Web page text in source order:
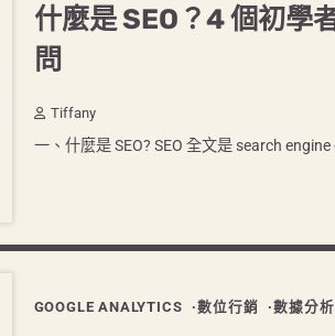
什麼是 SEO？4 個初學
問
Tiffany
一、什麼是 SEO? SEO 全文是 search
GOOGLE ANALYTICS 數位行銷 數據分析